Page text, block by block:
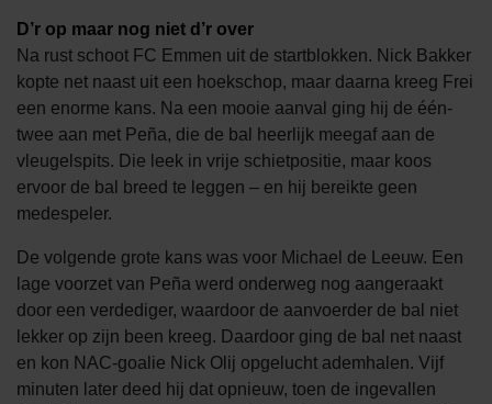
D’r op maar nog niet d’r over
Na rust schoot FC Emmen uit de startblokken. Nick Bakker
kopte net naast uit een hoekschop, maar daarna kreeg Frei
een enorme kans. Na een mooie aanval ging hij de één-
twee aan met Peña, die de bal heerlijk meegaf aan de
vleugelspits. Die leek in vrije schietpositie, maar koos
ervoor de bal breed te leggen – en hij bereikte geen
medespeler.
De volgende grote kans was voor Michael de Leeuw. Een
lage voorzet van Peña werd onderweg nog aangeraakt
door een verdediger, waardoor de aanvoerder de bal niet
lekker op zijn been kreeg. Daardoor ging de bal net naast
en kon NAC-goalie Nick Olij opgelucht ademhalen. Vijf
minuten later deed hij dat opnieuw, toen de ingevallen